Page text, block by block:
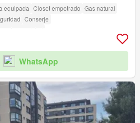
equipada Closet empotrado Gas natural
Conserje
discapacidad
WhatsApp